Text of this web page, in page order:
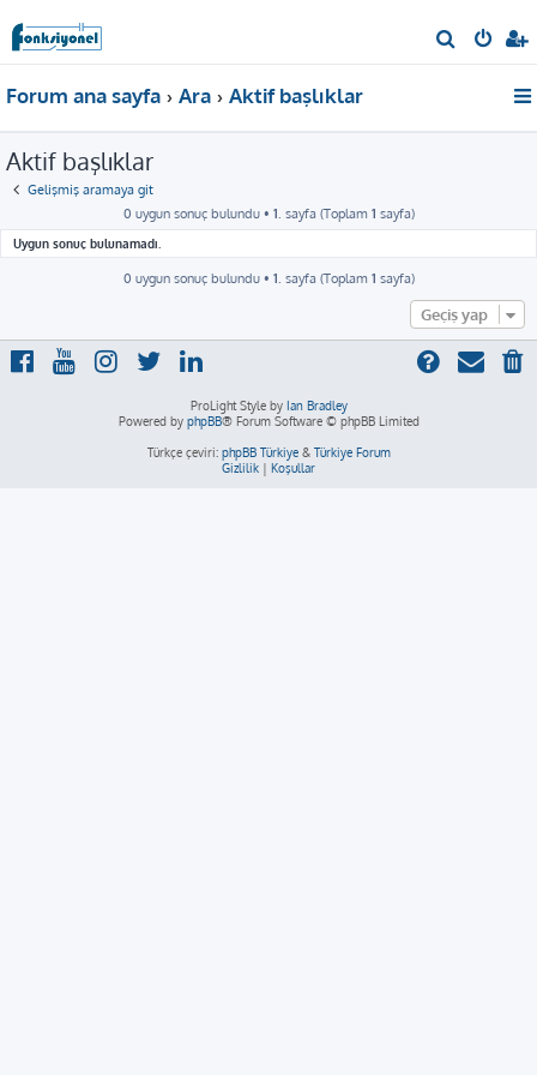
r
Forum ana sayfa Ara Aktif başlıklar
Aktif başlıklar
Gelişmiş aramaya git
0 uygun sonuç bulundu • 1 . sayfa (Toplam 1 sayfa)
Uygun sonuç bulunamadı.
0 uygun sonuç bulundu • 1 . sayfa (Toplam 1 sayfa)
Geçiş yap
ProLight Style by Ian Bradley
Powered by phpBB® Forum Software © phpBB Limited
Türkçe çeviri: phpBB Türkiye& Türkiye Forum
Gizlilik | Koşullar